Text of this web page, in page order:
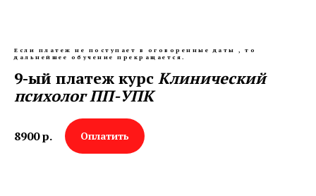
Если платеж не поступает в оговоренные даты , то
дальнейшее обучение прекращается.
9-ый платеж курс Клинический
психолог ПП-УПК
8900р. Оплатить